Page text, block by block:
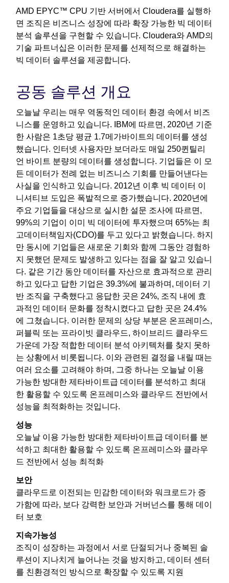
AMD EPYC™ CPU 기반 서버에서 Cloudera를 실행하
면 조직은 비즈니스 성장에 따라 확장 가능한 빅 데이터
분석 솔루션을 구현할 수 있습니다. Cloudera와 AMD의
기술 파트너십은 이러한 문제를 선제적으로 해결하는
빅 데이터 솔루션을 제공합니다.
공동 솔루션 개요
오늘날 우리는 매우 역동적인 데이터 환경 속에서 비즈
니스를 운영하고 있습니다. IBM에 따르면, 2020년 기준
한 사람은 1초당 평균 1.7메가바이트의 데이터를 생성
했습니다. 인터넷 사용자만 보더라도 매일 250퀸틸리
언 바이트 분량의 데이터를 생성합니다. 기업들은 이 모
든 데이터가 전례 없는 비즈니스 기회를 만들어낸다는
사실을 인식하고 있습니다. 2012년 이후 빅 데이터 이
니셔티브 도입은 폭발적으로 증가했습니다. 2020년에
주요 기업들을 대상으로 실시한 설문 조사에 따르면,
99%의 기업이 이미 빅 데이터에 투자했으며 65%는 최
고데이터책임자(CDO)를 두고 있다고 밝혔습니다. 하지
만 동시에 기업들은 새로운 기회와 함께 그동안 경험하
지 못했던 문제도 발생하고 있다는 점을 잘 알고 있습니
다. 같은 기간 동안 데이터를 자산으로 효과적으로 관리
하고 있다고 답한 기업은 39.3%에 불과하며, 데이터 기
반 조직을 구축했다고 응답한 곳은 24%, 조직 내에 효
과적인 데이터 문화를 정착시켰다고 답한 곳은 24.4%
에 그쳤습니다. 이러한 문제의 상당 부분은 온프레미스,
퍼블릭 또는 프라이빗 클라우드, 하이브리드 클라우드
가운데 가장 적합한 데이터 분석 아키텍처를 찾지 못하
는 상황에서 비롯됩니다. 이와 관련된 결정을 내릴 때는
여러 요소를 고려해야 하며, 그중 하나는 오늘날 이용
가능한 방대한 제타바이트급 데이터를 분석하고 최대
한 활용할 수 있도록 온프레미스와 클라우드 전반에서
성능을 최적화하는 것입니다.
성능
오늘날 이용 가능한 방대한 제타바이트급 데이터를 분
석하고 최대한 활용할 수 있도록 온프레미스와 클라우
드 전반에서 성능 최적화
보안
클라우드로 이전되는 민감한 데이터와 워크로드가 증
가함에 따라, 보다 강력한 보안과 거버넌스를 통해 데이
터 보호
지속가능성
조직이 성장하는 과정에서 서로 단절되거나 중복된 솔
루션이 지나치게 늘어나는 것을 방지하고, 데이터 센터
를 친환경적인 방식으로 확장할 수 있도록 지원